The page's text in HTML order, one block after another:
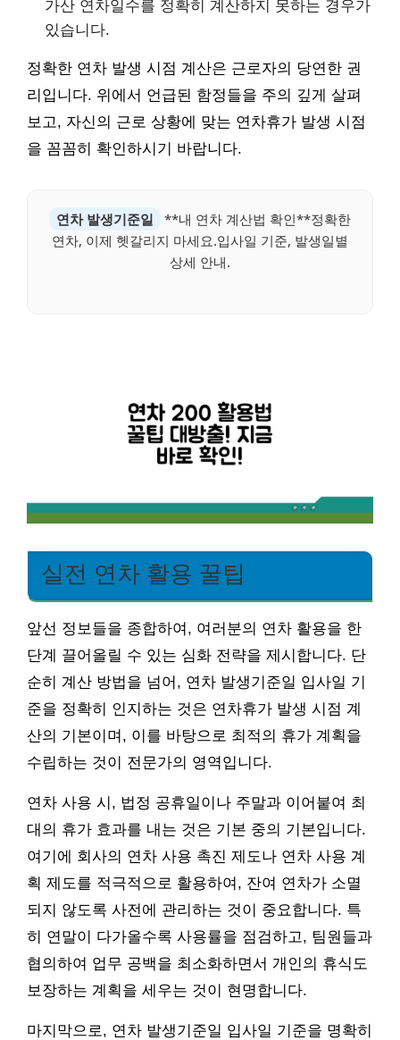
가산 연차일수를 정확히 계산하지 못하는 경우가
있습니다.
정확한 연차 발생 시점 계산은 근로자의 당연한 권
리입니다. 위에서 언급된 함정들을 주의 깊게 살펴
보고, 자신의 근로 상황에 맞는 연차휴가 발생 시점
을 꼼꼼히 확인하시기 바랍니다.
연차 발생기준일
**내 연차 계산법 확인**정확한
연차, 이제 헷갈리지 마세요.입사일 기준, 발생일별
상세 안내.
실전 연차 활용 꿀팁
앞선 정보들을 종합하여, 여러분의 연차 활용을 한
단계 끌어올릴 수 있는 심화 전략을 제시합니다. 단
순히 계산 방법을 넘어, 연차 발생기준일 입사일 기
준을 정확히 인지하는 것은 연차휴가 발생 시점 계
산의 기본이며, 이를 바탕으로 최적의 휴가 계획을
수립하는 것이 전문가의 영역입니다.
연차 사용 시, 법정 공휴일이나 주말과 이어붙여 최
대의 휴가 효과를 내는 것은 기본 중의 기본입니다.
여기에 회사의 연차 사용 촉진 제도나 연차 사용 계
획 제도를 적극적으로 활용하여, 잔여 연차가 소멸
되지 않도록 사전에 관리하는 것이 중요합니다. 특
히 연말이 다가올수록 사용률을 점검하고, 팀원들과
협의하여 업무 공백을 최소화하면서 개인의 휴식도
보장하는 계획을 세우는 것이 현명합니다.
마지막으로, 연차 발생기준일 입사일 기준을 명확히